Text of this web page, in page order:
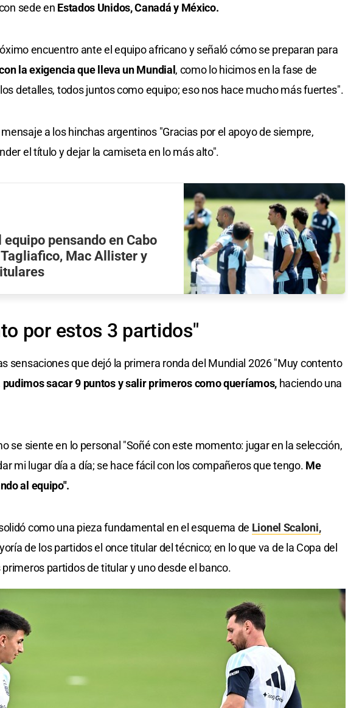
sede en Estados Unidos, Canadá y México.
encuentro ante el equipo africano y señaló cómo se preparan para
la exigencia que lleva un Mundial , como lo hicimos en la fase de
detalles, todos juntos como equipo; eso nos hace mucho más fuertes".
a los hinchas argentinos "Gracias por el apoyo de siempre,
el título y dejar la camiseta en lo más alto".
pensando en Cabo
Mac Allister y
por estos 3 partidos"
sensaciones que dejó la primera ronda del Mundial 2026 "Muy contento
pudimos sacar 9 puntos y salir primeros como queríamos, haciendo una
se siente en lo personal "Soñé con este momento: jugar en la selección,
mi lugar día a día; se hace fácil con los compañeros que tengo. Me
al equipo".
como una pieza fundamental en el esquema de Lionel Scaloni,
de los partidos el once titular del técnico; en lo que va de la Copa del
partidos de titular y uno desde el banco.